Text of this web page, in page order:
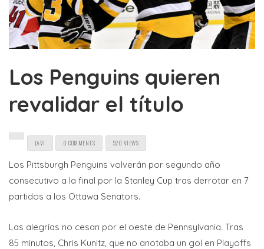
Los Penguins quieren
revalidar el título
JAVI 0 COMMENTS 520 VIEWS
Los Pittsburgh Penguins volverán por segundo año
consecutivo a la final por la Stanley Cup tras derrotar en 7
partidos a los Ottawa Senators.
Las alegrías no cesan por el oeste de Pennsylvania. Tras
85 minutos, Chris Kunitz, que no anotaba un gol en Playoffs